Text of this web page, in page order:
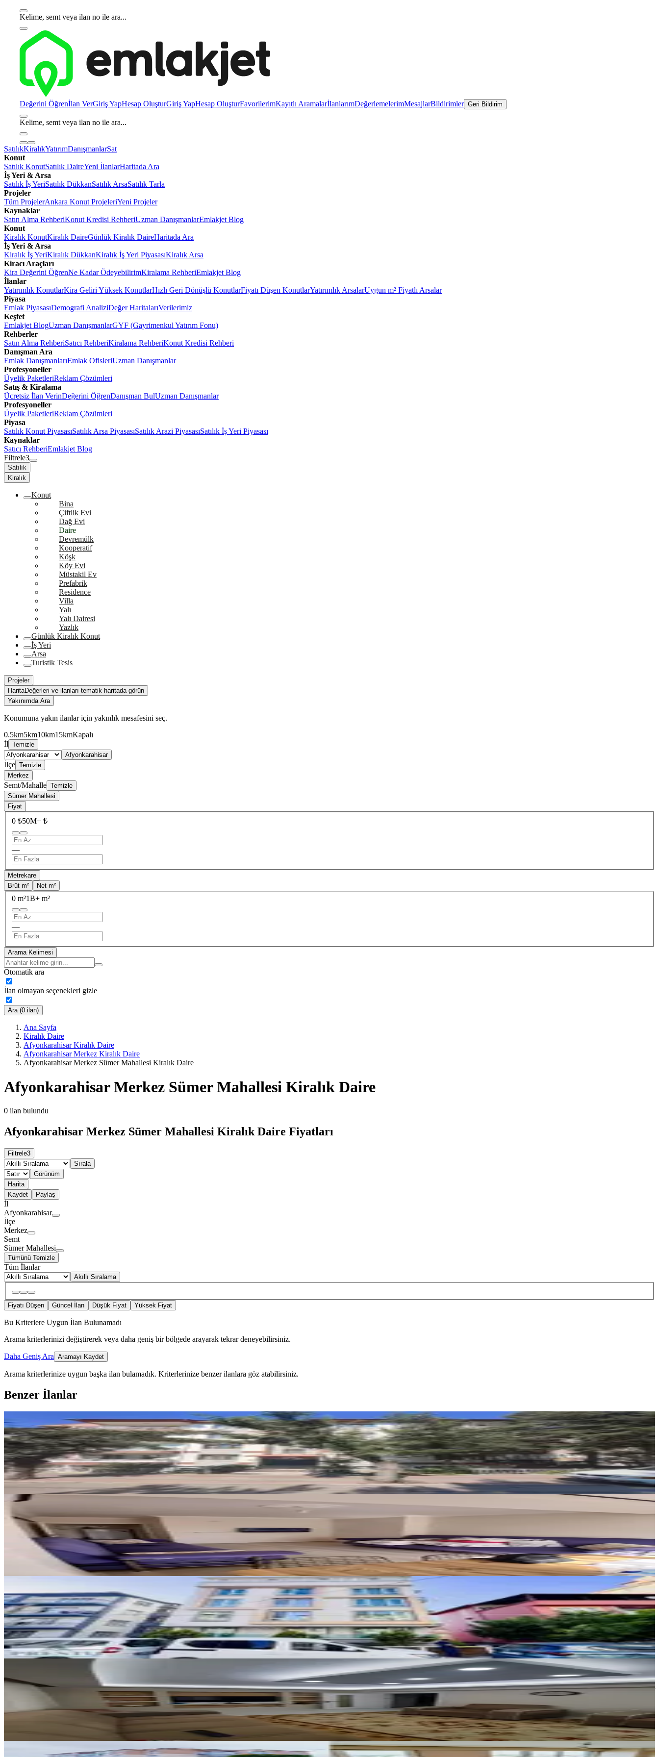
Kelime, semt veya ilan no ile ara...
Değerini Öğrenİlan VerGiriş YapHesap OluşturGiriş YapHesap OluşturFavorilerimKayıtlı AramalarİlanlarımDeğerlemelerimMesajlarBildirimler Geri Bildirim
Kelime, semt veya ilan no ile ara...
SatılıkKiralıkYatırımDanışmanlarSat
Konut
Satılık KonutSatılık DaireYeni İlanlarHaritada Ara
İş Yeri & Arsa
Satılık İş YeriSatılık DükkanSatılık ArsaSatılık Tarla
Projeler
Tüm ProjelerAnkara Konut ProjeleriYeni Projeler
Kaynaklar
Satın Alma RehberiKonut Kredisi RehberiUzman DanışmanlarEmlakjet Blog
Konut
Kiralık KonutKiralık DaireGünlük Kiralık DaireHaritada Ara
İş Yeri & Arsa
Kiralık İş YeriKiralık DükkanKiralık İş Yeri PiyasasıKiralık Arsa
Kiracı Araçları
Kira Değerini ÖğrenNe Kadar ÖdeyebilirimKiralama RehberiEmlakjet Blog
İlanlar
Yatırımlık KonutlarKira Geliri Yüksek KonutlarHızlı Geri Dönüşlü KonutlarFiyatı Düşen KonutlarYatırımlık ArsalarUygun m² Fiyatlı Arsalar
Piyasa
Emlak PiyasasıDemografi AnaliziDeğer HaritalarıVerilerimiz
Keşfet
Emlakjet BlogUzman DanışmanlarGYF (Gayrimenkul Yatırım Fonu)
Rehberler
Satın Alma RehberiSatıcı RehberiKiralama RehberiKonut Kredisi Rehberi
Danışman Ara
Emlak DanışmanlarıEmlak OfisleriUzman Danışmanlar
Profesyoneller
Üyelik PaketleriReklam Çözümleri
Satış & Kiralama
Ücretsiz İlan VerinDeğerini ÖğrenDanışman BulUzman Danışmanlar
Profesyoneller
Üyelik PaketleriReklam Çözümleri
Piyasa
Satılık Konut PiyasasıSatılık Arsa PiyasasıSatılık Arazi PiyasasıSatılık İş Yeri Piyasası
Kaynaklar
Satıcı RehberiEmlakjet Blog
Filtrele3
Satılık
Kiralık
Konut
Bina
Çiftlik Evi
Dağ Evi
Daire
Devremülk
Kooperatif
Köşk
Köy Evi
Müstakil Ev
Prefabrik
Residence
Villa
Yalı
Yalı Dairesi
Yazlık
Günlük Kiralık Konut
İş Yeri
Arsa
Turistik Tesis
Projeler
HaritaDeğerleri ve ilanları tematik haritada görün
Yakınımda Ara
Konumuna yakın ilanlar için yakınlık mesafesini seç.
0.5km5km10km15kmKapalı
İl Temizle
Afyonkarahisar
İlçe Temizle
Merkez
Semt/Mahalle Temizle
Sümer Mahallesi
Fiyat
0 ₺50M+ ₺
—
Metrekare
Brüt m²
Net m²
0 m²1B+ m²
—
Arama Kelimesi
Otomatik ara
İlan olmayan seçenekleri gizle
Ara (0 ilan)
Ana Sayfa
Kiralık Daire
Afyonkarahisar Kiralık Daire
Afyonkarahisar Merkez Kiralık Daire
Afyonkarahisar Merkez Sümer Mahallesi Kiralık Daire
Afyonkarahisar Merkez Sümer Mahallesi Kiralık Daire
0 ilan bulundu
Afyonkarahisar Merkez Sümer Mahallesi Kiralık Daire Fiyatları
Filtrele3
Sırala
Görünüm
Harita
Kaydet
Paylaş
İl
Afyonkarahisar
İlçe
Merkez
Semt
Sümer Mahallesi
Tümünü Temizle
Tüm İlanlar
Akıllı Sıralama
Fiyatı Düşen Güncel İlan Düşük Fiyat Yüksek Fiyat
Bu Kriterlere Uygun İlan Bulunamadı
Arama kriterlerinizi değiştirerek veya daha geniş bir bölgede arayarak tekrar deneyebilirsiniz.
Daha Geniş Ara Aramayı Kaydet
Arama kriterlerinize uygun başka ilan bulamadık. Kriterlerinize benzer ilanlara göz atabilirsiniz.
Benzer İlanlar
Örnekevlerde Arakat | Kocatepe Okula 150 Mt | Ankastreli | 3+1
Merkez, Örnekevler Mahallesi
3+1·125 m²·2. Kat·07.08.2026
26.500 ₺
GOOD INVEST PARKHüseyin Kınacıoğlu
Ara
YENİ
Duru Group'dan Erenler Ana Cadde Üzeri Kiralık 2+0 Daire!!
Merkez, Erenler Mahallesi
2+0·55 m²·2. Kat·07.08.2026
15.000 ₺
Ara
Adliyenin Hemen Yanında 2+1 Ankastreli Kiralık Daire
Merkez, İstiklal Mahallesi
2+1
·95 m²· 4. Kat·07.08.2026
27.000 ₺
PRESTİJ GAYRİMENKUL YATIRIM DANIŞMANLIKMurat BAKIŞKAN
Ara
Afyon Tezcan Emlak'tan Kanlıca Mahallesi 3+1 Güney Cephe 2 Banyolu Daire
Merkez, Kanlıca Mahallesi
3+1·115 m²·1. Kat·06.08.2026
AFYON TEZ-CAN EMLAKMustafa Alunur
Ara